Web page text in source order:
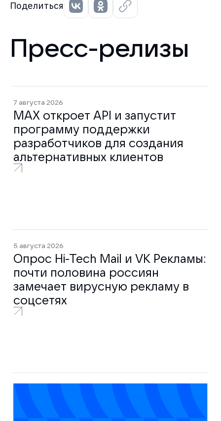
Поделиться
Пресс-релизы
7 августа 2026
MAX откроет API и запустит
программу поддержки
разработчиков для создания
альтернативных клиентов
5 августа 2026
Опрос Hi-Tech Mail и VK Рекламы:
почти половина россиян
замечает вирусную рекламу в
соцсетях